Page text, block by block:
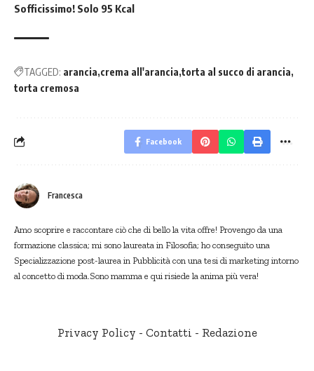
Sofficissimo! Solo 95 Kcal
TAGGED: arancia crema all'arancia torta al succo di arancia
torta cremosa
Facebook
Francesca
Amo scoprire e raccontare ciò che di bello la vita offre! Provengo da una
formazione classica; mi sono laureata in Filosofia; ho conseguito una
Specializzazione post-laurea in Pubblicità con una tesi di marketing intorno
al concetto di moda.Sono mamma e qui risiede la anima più vera!
Privacy Policy - Contatti - Redazione